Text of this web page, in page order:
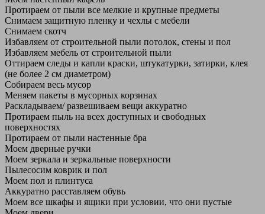
Протираем от пыли все мелкие и крупные предметы
Снимаем защитную пленку и чехлы с мебели
Снимаем скотч
Избавляем от строительной пыли потолок, стены и пол
Избавляем мебель от строительной пыли
Оттираем следы и капли краски, штукатурки, затирки, клея
(не более 2 см диаметром)
Собираем весь мусор
Меняем пакеты в мусорных корзинах
Раскладываем/ развешиваем вещи аккуратно
Протираем пыль на всех доступных и свободных
поверхностях
Протираем от пыли настенные бра
Моем дверные ручки
Моем зеркала и зеркальные поверхности
Пылесосим коврик и пол
Моем пол и плинтуса
Аккуратно расставляем обувь
Моем все шкафы и ящики при условии, что они пустые